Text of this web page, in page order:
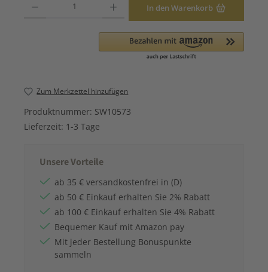
In den Warenkorb
Zum Merkzettel hinzufügen
Produktnummer: SW10573
Lieferzeit: 1-3 Tage
Unsere Vorteile
ab 35 € versandkostenfrei in (D)
ab 50 € Einkauf erhalten Sie 2% Rabatt
ab 100 € Einkauf erhalten Sie 4% Rabatt
Bequemer Kauf mit Amazon pay
Mit jeder Bestellung Bonuspunkte
sammeln